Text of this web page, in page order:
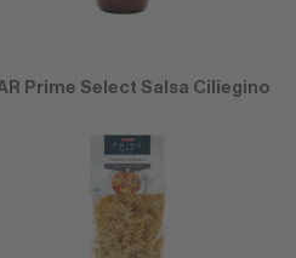
Prime Select Salsa Ciliegino